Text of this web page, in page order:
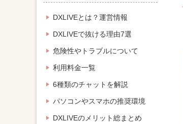
DXLIVEとは？運営情報
DXLIVEで抜ける理由7選
危険性やトラブルについて
利用料金一覧
6種類のチャットを解説
パソコンやスマホの推奨環境
DXLIVEのメリット総まとめ